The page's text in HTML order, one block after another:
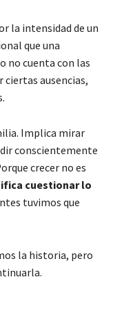
la intensidad de un
que una
no cuenta con las
ausencias,
Implica mirar
conscientemente
crecer no es
cuestionar lo
tuvimos que
la historia, pero